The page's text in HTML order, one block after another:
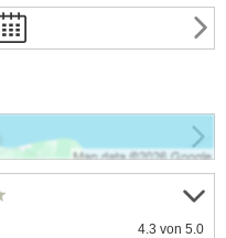
4.3 von 5.0